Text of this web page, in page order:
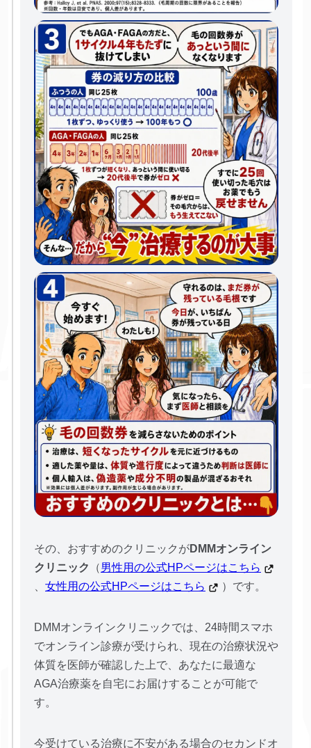
その、おすすめのクリニックがDMMオンライン
クリニック
（男性用の公式HPページはこちら
、 女性用の公式HPページはこちら ）です。
DMMオンラインクリニックでは、24時間スマホ
でオンライン診療が受けられ、現在の治療状況や
体質を医師が確認した上で、あなたに最適な
AGA治療薬を自宅にお届けすることが可能で
す。
今受けている治療に不安がある場合のセカンドオ